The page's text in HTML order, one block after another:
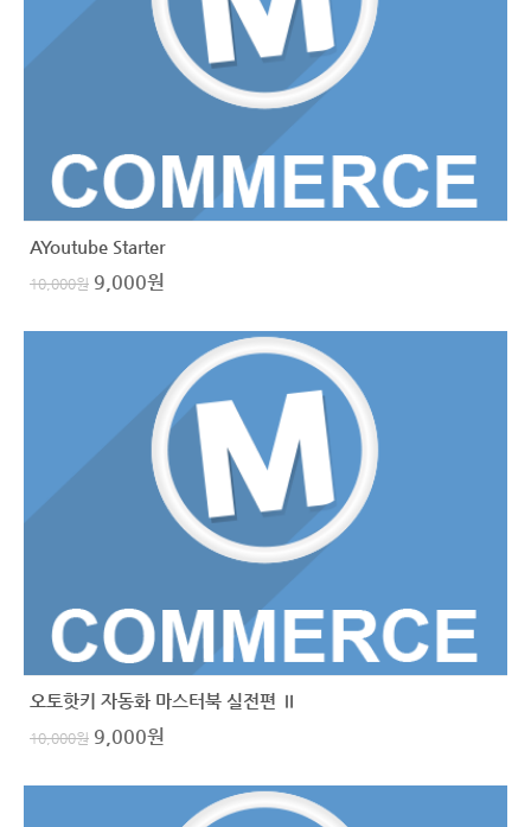
AYoutube Starter
10,000원 9,000원
오토핫키 자동화 마스터북 실전편 Ⅱ
10,000원 9,000원